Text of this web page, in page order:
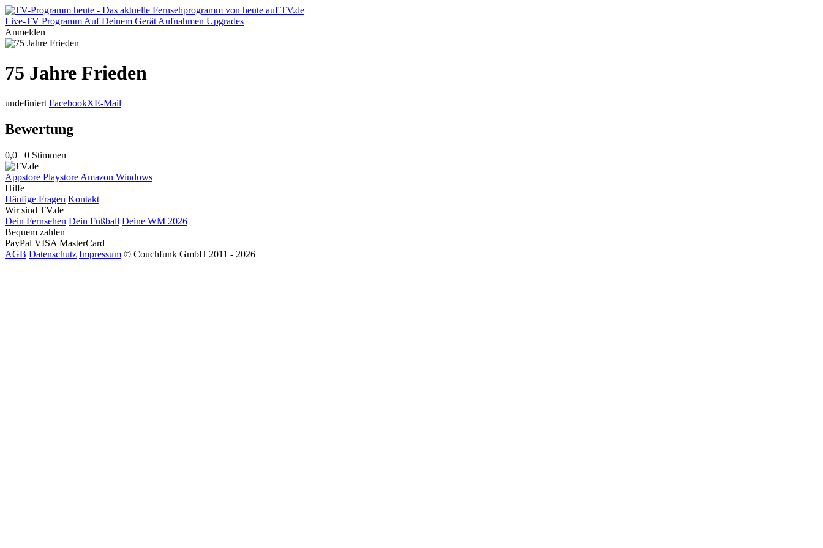
Live-TV Programm Auf Deinem Gerät Aufnahmen Upgrades
Anmelden
75 Jahre Frieden
undefiniert FacebookXE-Mail
Bewertung
0,0 0 Stimmen
Appstore Playstore Amazon Windows
Hilfe
Häufige Fragen Kontakt
Wir sind TV.de
Dein Fernsehen Dein Fußball Deine WM 2026
Bequem zahlen
PayPal VISA MasterCard
AGB Datenschutz Impressum © Couchfunk GmbH 2011 - 2026